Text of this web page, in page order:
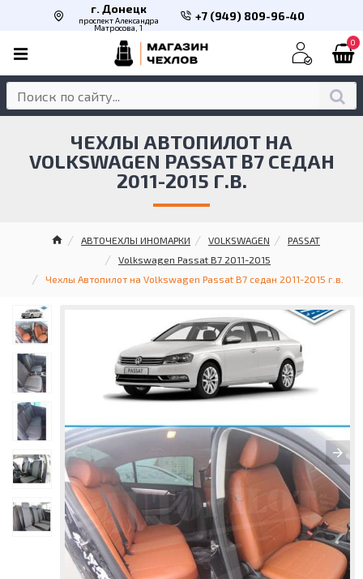
г. Донецк
проспект Александра
Матросова, 1
+7 (949) 809-96-40
0
АВТОЧЕХЛЫ ИНОМАРКИ VOLKSWAGEN
PASSAT
Volkswagen Passat B7 2011-2015
Чехлы Автопилот на Volkswagen Passat B7 седан 2011-2015 г.в.
ЧЕХЛЫ АВТОПИЛОТ НА
VOLKSWAGEN PASSAT B7 СЕДАН
2011-2015 Г.В.